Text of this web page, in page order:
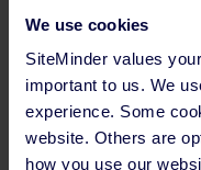
We use cookies
SiteMinder values
important to us. We
experience. Some
website. Others are
how you use our
l’accessibilité Web, où
pas effectuer leurs
raison de
incompatibles.
Les handicaps courants